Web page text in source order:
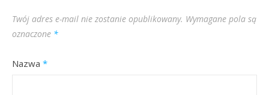
Twój adres e-mail nie zostanie opublikowany. Wymagane pola są
oznaczone *
Nazwa *